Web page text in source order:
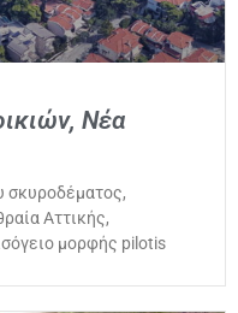
Νέα
σκυροδέματος,
Αττικής,
μορφής pilotis